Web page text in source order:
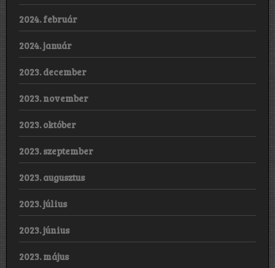
2024. február
2024. január
2023. december
2023. november
2023. október
2023. szeptember
2023. augusztus
2023. július
2023. június
2023. május